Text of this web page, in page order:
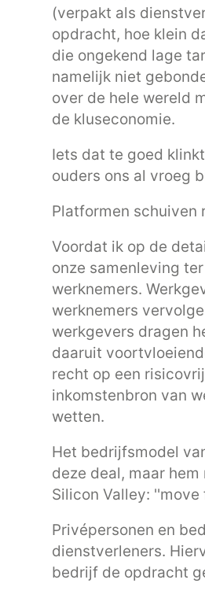
(verpakt als
opdracht, hoe klein
die ongekend lage
namelijk niet
over de hele wereld
de kluseconomie.
Iets dat te goed
ouders ons al vroeg
Platformen schuiven
Voordat ik op de
onze samenleving
werknemers.
werknemers
werkgevers dragen
daaruit
recht op een
inkomstenbron van
wetten.
Het bedrijfsmodel
deze deal, maar
Silicon Valley:
Privépersonen en
dienstverleners.
bedrijf de opdracht